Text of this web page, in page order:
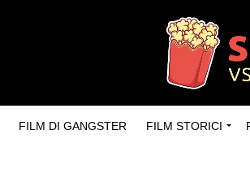
FILM DI GANGSTER FILM STORICI